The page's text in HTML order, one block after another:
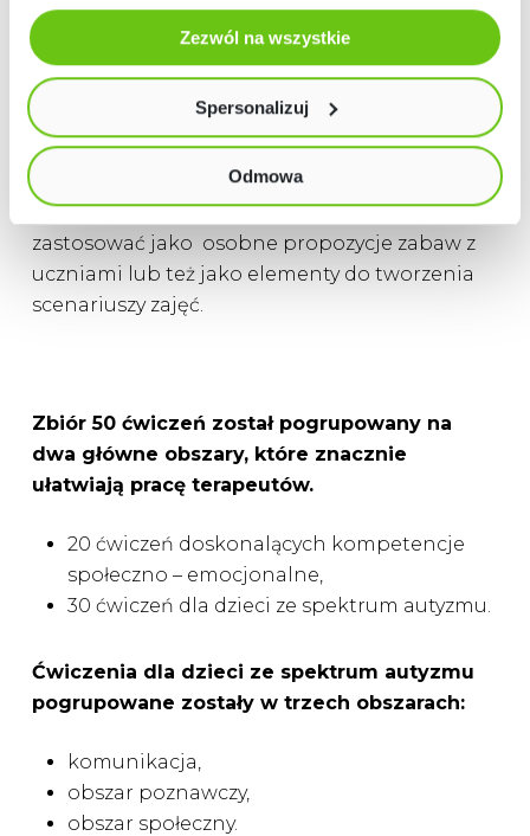
Odmów zgody poprzez przycisk „Odmowa”. Wtedy
użyjemy tylko plików niezbędnych dla naszej strony.
Twój wybór możesz zmienić przez kliknięcie przycisku w
lewym dolnym rogu strony. Więcej informacji znajdziesz
w naszej
Zezwól na wszystkie
Spersonalizuj
Odmowa
Ćwiczenia, które zostały zastosowane w
zestawie, w zostały dostosowane do możliwości
dzieci w wieku przedszkolnym, uczniów
edukacji wczesnoszkolnej oraz klas 4-
6. Ćwiczenia zawarte w zestawie zawierają
zarówno zadania przeznaczone do pracy
indywidualnej, jak i grupowej, które można
zastosować jako osobne propozycje zabaw z
uczniami lub też jako elementy do tworzenia
scenariuszy zajęć.
Zbiór 50 ćwiczeń został pogrupowany na
dwa główne obszary, które znacznie
ułatwiają pracę terapeutów.
20 ćwiczeń doskonalących kompetencje
społeczno – emocjonalne,
30 ćwiczeń dla dzieci ze spektrum autyzmu.
Ćwiczenia dla dzieci ze spektrum autyzmu
pogrupowane zostały w trzech obszarach:
komunikacja,
obszar poznawczy,
obszar społeczny.